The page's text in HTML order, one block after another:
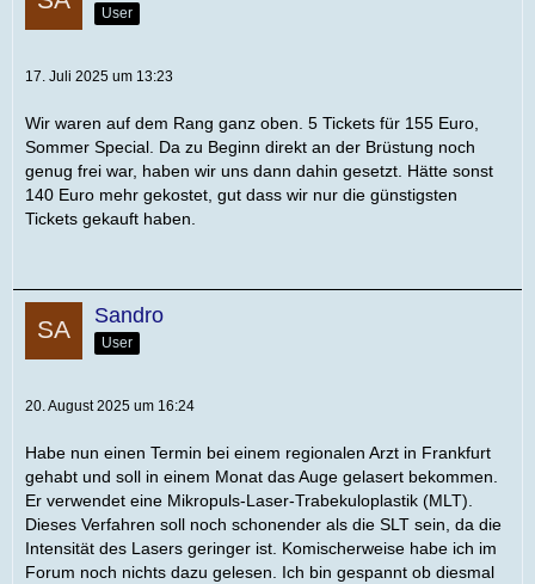
User
17. Juli 2025 um 13:23
Wir waren auf dem Rang ganz oben. 5 Tickets für 155 Euro,
Sommer Special. Da zu Beginn direkt an der Brüstung noch
genug frei war, haben wir uns dann dahin gesetzt. Hätte sonst
140 Euro mehr gekostet, gut dass wir nur die günstigsten
Tickets gekauft haben.
Sandro
User
20. August 2025 um 16:24
Habe nun einen Termin bei einem regionalen Arzt in Frankfurt
gehabt und soll in einem Monat das Auge gelasert bekommen.
Er verwendet eine Mikropuls-Laser-Trabekuloplastik (MLT).
Dieses Verfahren soll noch schonender als die SLT sein, da die
Intensität des Lasers geringer ist. Komischerweise habe ich im
Forum noch nichts dazu gelesen. Ich bin gespannt ob diesmal